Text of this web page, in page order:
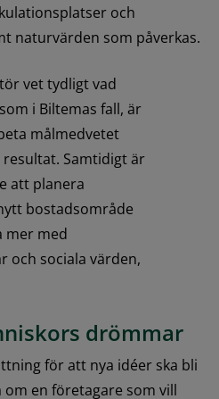
och
naturvärden som påverkas.
vet tydligt vad
i Biltemas fall, är
målmedvetet
Samtidigt är
att planera
bostadsområde
mer med
och sociala värden,
drömmar
för att nya idéer ska bli
en företagare som vill